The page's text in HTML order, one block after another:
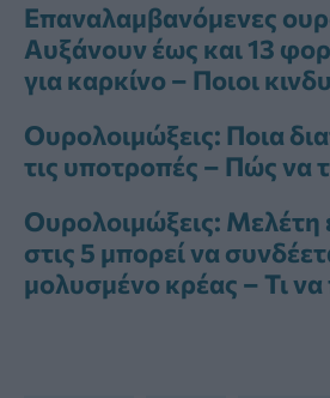
Επαναλαμβανόμενες
Αυξάνουν έως και 13
για καρκίνο – Ποιοι
Ουρολοιμώξεις: Ποια
τις υποτροπές – Πώς να
Ουρολοιμώξεις: Μελέτη
στις 5 μπορεί να
μολυσμένο κρέας – Τι